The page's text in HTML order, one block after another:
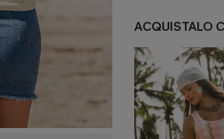
ACQUISTALO